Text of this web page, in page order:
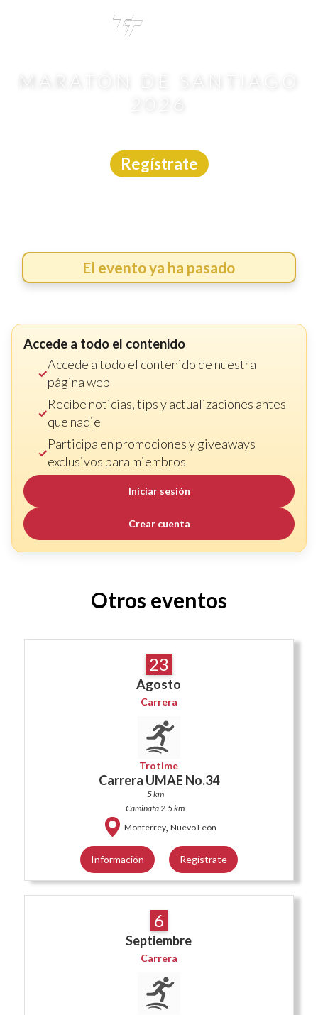
MARATÓN DE SANTIAGO
Regístrate
El evento ya ha pasado
Accede a todo el contenido
Accede a todo el contenido de nuestra
página web
Recibe noticias, tips y actualizaciones antes
que nadie
Participa en promociones y giveaways
exclusivos para miembros
Iniciar sesión
Crear cuenta
Otros eventos
23
Agosto
Carrera
Trotime
Carrera UMAE No.34
5 km
Caminata 2.5 km
Monterrey, Nuevo León
Información Regístrate
6
Septiembre
Carrera